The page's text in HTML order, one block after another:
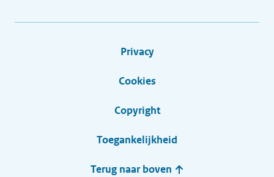
Privacy
Cookies
Copyright
Toegankelijkheid
Terug naar boven